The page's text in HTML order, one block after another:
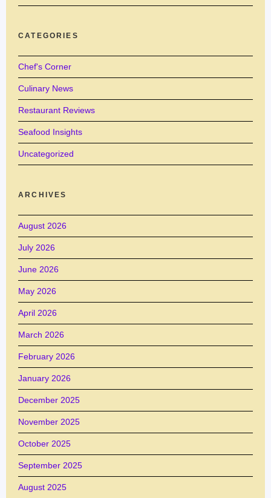
CATEGORIES
Chef's Corner
Culinary News
Restaurant Reviews
Seafood Insights
Uncategorized
ARCHIVES
August 2026
July 2026
June 2026
May 2026
April 2026
March 2026
February 2026
January 2026
December 2025
November 2025
October 2025
September 2025
August 2025